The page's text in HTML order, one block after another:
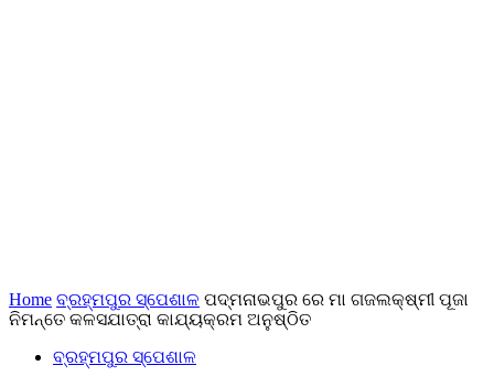
Home ବ୍ରହ୍ମପୁର ସ୍ପେଶାଳ ପଦ୍ମନାଭପୁର ରେ ମା ଗଜଲକ୍ଷ୍ମୀ ପୂଜା
ନିମନ୍ତେ କଳସଯାତ୍ରା କାଯ୍ୟକ୍ରମ ଅନୁଷ୍ଠିତ
ବ୍ରହ୍ମପୁର ସ୍ପେଶାଳ